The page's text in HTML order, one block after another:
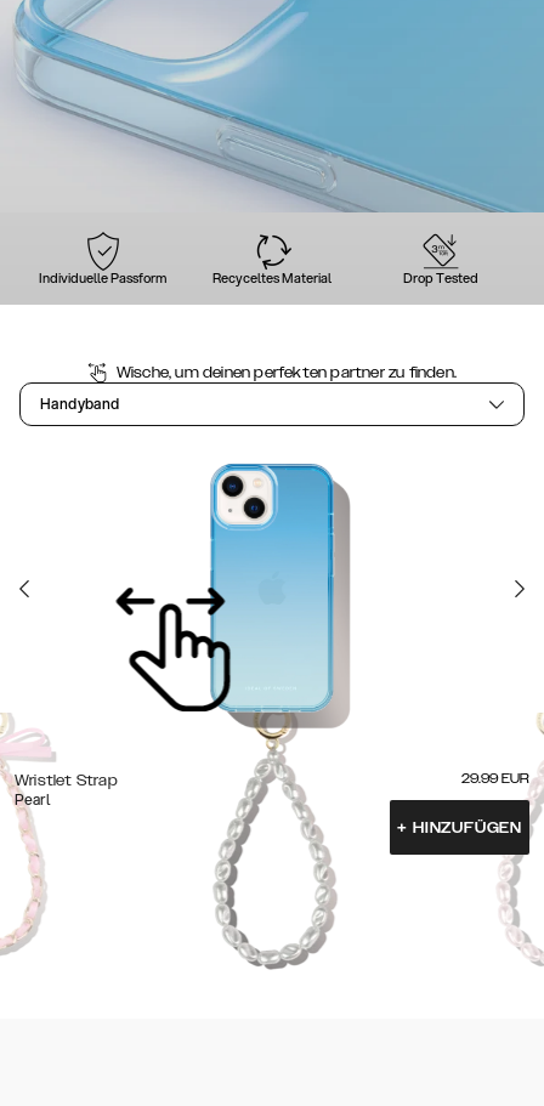
Individuelle Passform Recyceltes Material Drop Tested
Wische, um deinen perfekten partner zu finden.
Handyband
Wristlet Strap
Pearl
29.99 EUR
+ HINZUFÜGEN